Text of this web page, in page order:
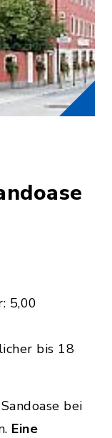
5,00
bis 18
bei
Eine